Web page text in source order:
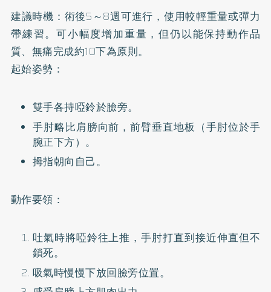
建議時機：術後5～8週可進行，使用較輕重量或彈力
帶練習。可小幅度增加重量，但仍以能保持動作品
質、無痛完成約10下為原則。
起始姿勢：
雙手各持啞鈴於臉旁。
手肘略比肩膀向前，前臂垂直地板（手肘位於手
腕正下方）。
拇指朝向自己。
動作要領：
吐氣時將啞鈴往上推，手肘打直到接近伸直但不
鎖死。
吸氣時慢慢下放回臉旁位置。